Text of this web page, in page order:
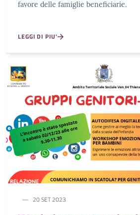
favore delle famiglie beneficiarie.
LEGGI DI PIU'
20 SET 2023